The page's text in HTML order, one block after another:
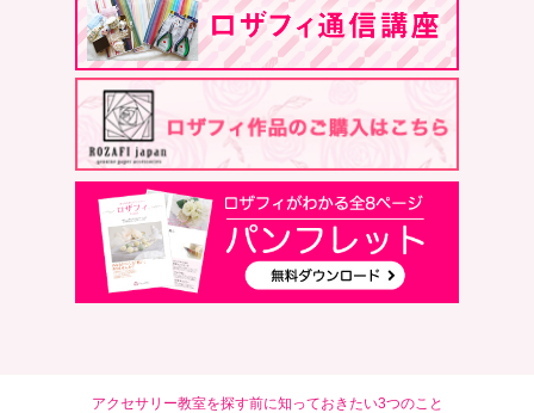
アクセサリー教室を探す前に知っておきたい3つのこと